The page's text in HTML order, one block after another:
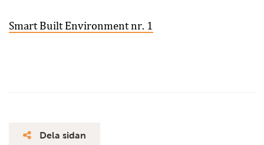
Smart Built Environment nr. 1
Dela sidan